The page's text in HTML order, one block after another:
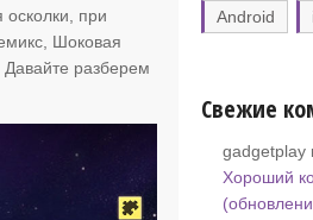
осколки, при
Шоковая
разберем
Android
Свежие
gadgetplay
Хороший